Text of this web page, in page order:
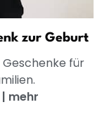
zur Geburt
für
| mehr